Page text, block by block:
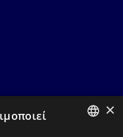
×